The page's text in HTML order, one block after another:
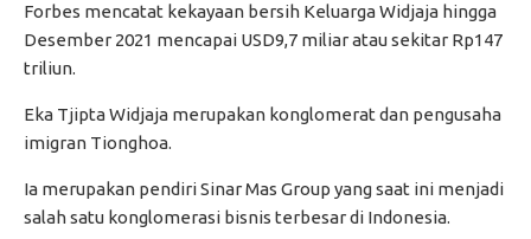
Forbes mencatat kekayaan bersih Keluarga Widjaja hingga
Desember 2021 mencapai USD9,7 miliar atau sekitar Rp147
triliun.
Eka Tjipta Widjaja merupakan konglomerat dan pengusaha
imigran Tionghoa.
Ia merupakan pendiri Sinar Mas Group yang saat ini menjadi
salah satu konglomerasi bisnis terbesar di Indonesia.